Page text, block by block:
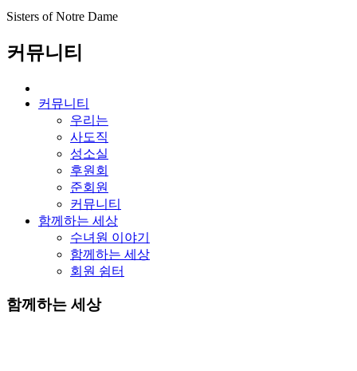
Sisters of Notre Dame
커뮤니티
커뮤니티
우리는
사도직
성소실
후원회
준회원
커뮤니티
함께하는 세상
수녀원 이야기
함께하는 세상
회원 쉼터
함께하는 세상